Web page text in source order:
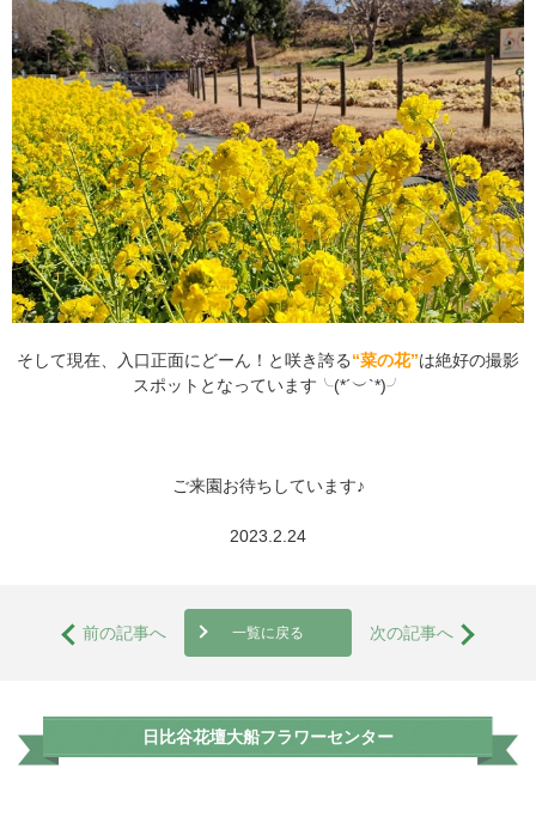
そして現在、入口正面にどーん！と咲き誇る“菜の花”は絶好の撮影
スポットとなっています╰⁠(⁠*⁠´⁠︶⁠`⁠*⁠)⁠╯
ご来園お待ちしています♪
2023.2.24
前の記事へ 一覧に戻る 次の記事へ
日比谷花壇大船フラワーセンター